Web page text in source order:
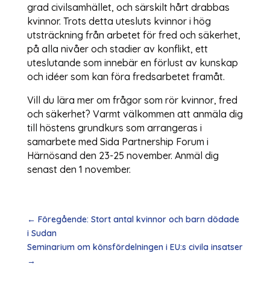
grad civilsamhället, och särskilt hårt drabbas
kvinnor. Trots detta utesluts kvinnor i hög
utsträckning från arbetet för fred och säkerhet,
på alla nivåer och stadier av konflikt, ett
uteslutande som innebär en förlust av kunskap
och idéer som kan föra fredsarbetet framåt.
Vill du lära mer om frågor som rör kvinnor, fred
och säkerhet? Varmt välkommen att anmäla dig
till höstens grundkurs som arrangeras i
samarbete med Sida Partnership Forum i
Härnösand den 23-25 november. Anmäl dig
senast den 1 november.
← Föregående: Stort antal kvinnor och barn dödade
i Sudan
Seminarium om könsfördelningen i EU:s civila insatser
→